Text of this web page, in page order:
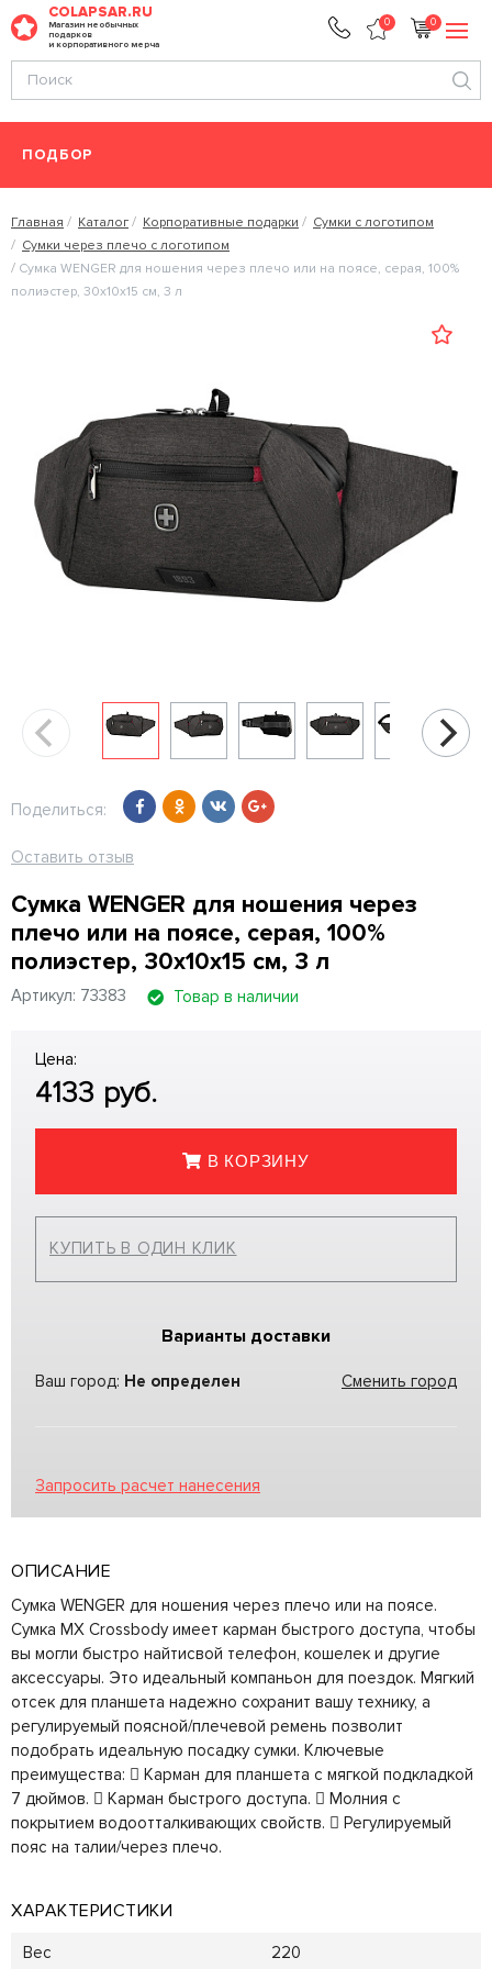
COLAPSAR.RU
Магазин необычных
подарков
и корпоративного мерча
0 0
ПОДБОР
Главная Каталог Корпоративные подарки
Сумки с логотипом
Сумки через плечо с логотипом
Сумка WENGER для ношения через плечо или на поясе, серая, 100%
полиэстер, 30х10х15 см, 3 л
Поделиться:
Оставить отзыв
Сумка WENGER для ношения через
плечо или на поясе, серая, 100%
полиэстер, 30х10х15 см, 3 л
Артикул: 73383 Товар в наличии
Цена:
4133 руб.
В КОРЗИНУ
КУПИТЬ В ОДИН КЛИК
Варианты доставки
Ваш город: Не определен Сменить город
Запросить расчет нанесения
ОПИСАНИЕ
Сумка WENGER для ношения через плечо или на поясе.
Сумка MX Crossbody имеет карман быстрого доступа, чтобы
вы могли быстро найтисвой телефон, кошелек и другие
аксессуары. Это идеальный компаньон для поездок. Мягкий
отсек для планшета надежно сохранит вашу технику, а
регулируемый поясной/плечевой ремень позволит
подобрать идеальную посадку сумки. Ключевые
преимущества:  Карман для планшета с мягкой подкладкой
7 дюймов.  Карман быстрого доступа.  Молния с
покрытием водоотталкивающих свойств.  Регулируемый
пояс на талии/через плечо.
ХАРАКТЕРИСТИКИ
Вес 220